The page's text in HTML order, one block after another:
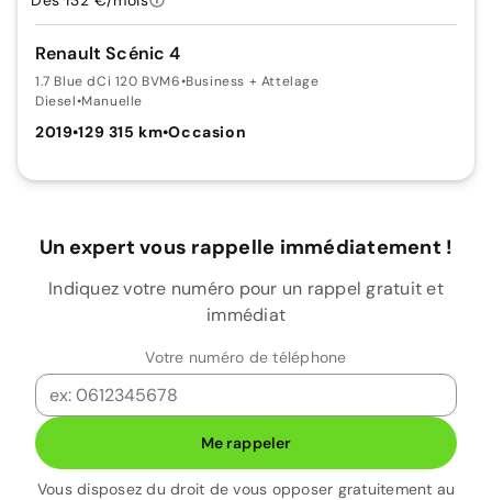
Renault Scénic 4
1.7 Blue dCi 120 BVM6•Business + Attelage
Diesel•Manuelle
2019•129 315 km•Occasion
Un expert vous rappelle immédiatement !
Indiquez votre numéro pour un rappel gratuit et
immédiat
Votre numéro de téléphone
Me rappeler
Vous disposez du droit de vous opposer gratuitement au